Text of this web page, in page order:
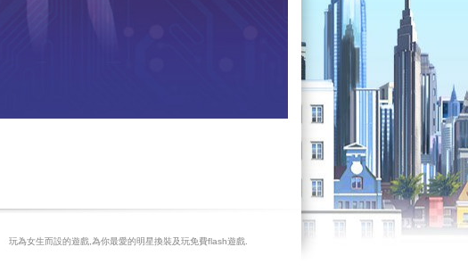
玩為女生而設的遊戲,為你最愛的明星換裝及玩免費flash遊戲.